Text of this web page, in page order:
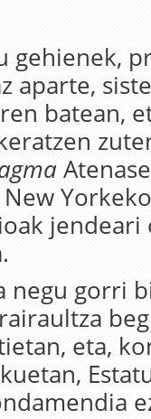
gehienek,
aparte,
batean,
jendeari
negu gorri
eta,